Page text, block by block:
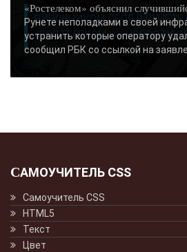
ВИНОВНИКОМ СБОЯ В РУНЕТЕ
«РОСТЕЛЕКОМ» - «НОВОСТИ
«Ростелеком» объяснил
Рунете неполадками в своей
устранить которые оператору
сообщил РБК со ссылкой на
САМОУЧИТЕЛЬ CSS
Самоучитель CSS
HTML5
Текст
Цвет